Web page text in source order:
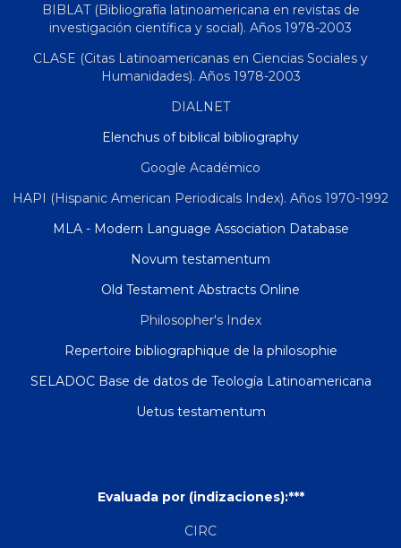
BIBLAT (Bibliografía latinoamericana en revistas de
investigación científica y social). Años 1978-2003
CLASE (Citas Latinoamericanas en Ciencias Sociales y
Humanidades). Años 1978-2003
DIALNET
Elenchus of biblical bibliography
Google Académico
HAPI (Hispanic American Periodicals Index). Años 1970-1992
MLA - Modern Language Association Database
Novum testamentum
Old Testament Abstracts Online
Philosopher's Index
Repertoire bibliographique de la philosophie
SELADOC Base de datos de Teología Latinoamericana
Uetus testamentum
Evaluada por (indizaciones):***
CIRC